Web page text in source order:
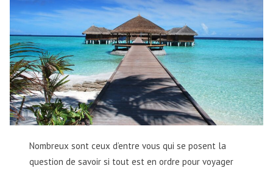
Nombreux sont ceux d’entre vous qui se posent la
question de savoir si tout est en ordre pour voyager